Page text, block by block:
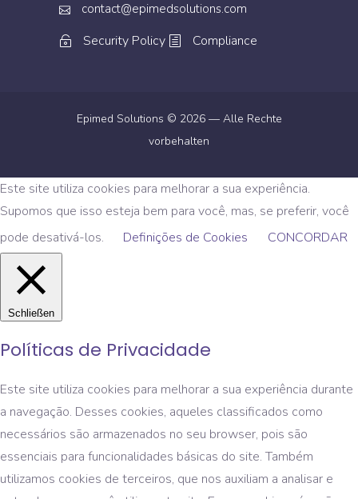
contact@epimedsolutions.com
Security Policy Compliance
Epimed Solutions © 2026 — Alle Rechte
vorbehalten
Este site utiliza cookies para melhorar a sua experiência.
Supomos que isso esteja bem para você, mas, se preferir, você
pode desativá-los.
Definições de Cookies CONCORDAR
Schließen
Políticas de Privacidade
Este site utiliza cookies para melhorar a sua experiência durante
a navegação. Desses cookies, aqueles classificados como
necessários são armazenados no seu browser, pois são
essenciais para funcionalidades básicas do site. Também
utilizamos cookies de terceiros, que nos auxiliam a analisar e